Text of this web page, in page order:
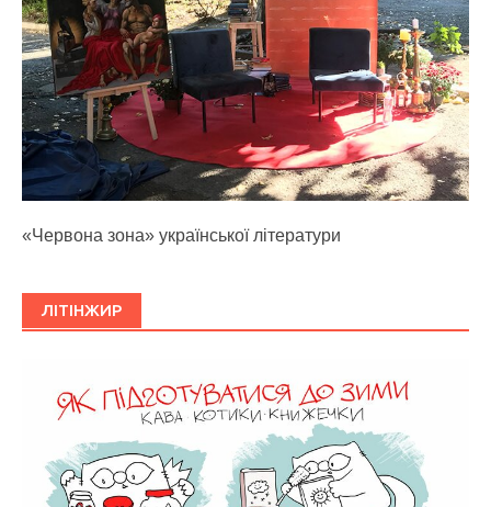
«Червона зона» української літератури
ЛІТІНЖИР